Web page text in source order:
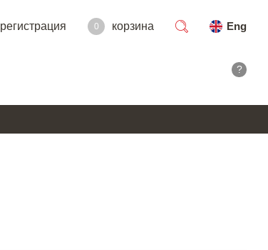
регистрация 0 корзина
Eng
?